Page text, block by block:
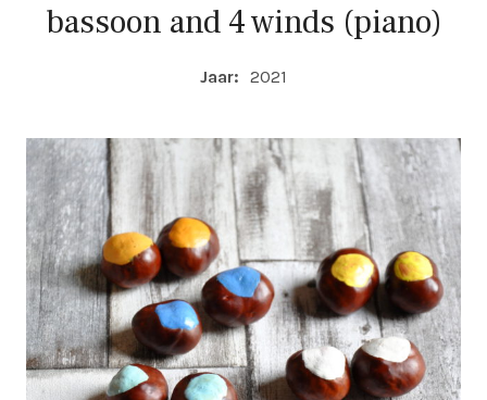
bassoon and 4 winds (piano)
COMPOSITIE DETAILS
Jaar: 2021